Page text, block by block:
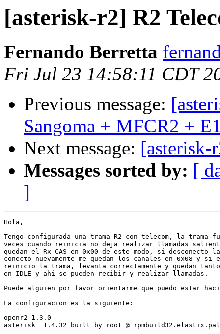
[asterisk-r2] R2
Fernando Berretta
Fri Jul 23 14:58:11 CDT
Previous message:
Sangoma + MFCR2 +
Next message: [asterisk-
Messages sorted by: [
]
Hola,
Tengo configurada una trama R2 con telecom, la trama
veces cuando reinicia no deja realizar llamadas
quedan el Rx CAS en 0x00 de este modo, si
conecto nuevamente me quedan los canales en 0x08 y si
reinicio la trama, levanta correctamente y quedan
en IDLE y ahi se pueden recibir y realizar llamadas.
Puede alguien por favor orientarme que puedo estar
La configuracion es la siguiente:
openr2 1.3.0
asterisk  1.4.32 built by root @